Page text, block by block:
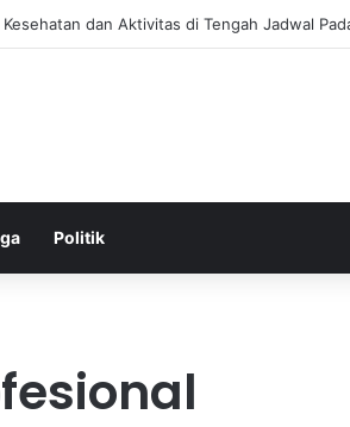
Hormon Wanita Menjelang Menopause
Politik